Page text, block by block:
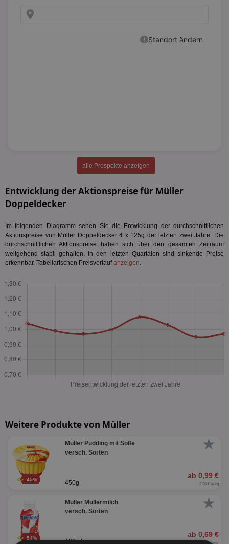
alle Prospekte anzeigen
Entwicklung der Aktionspreise für Müller
Doppeldecker
Im folgenden Diagramm sehen Sie die Entwicklung der durchschnittlichen
Aktionspreise von Müller Doppeldecker 4 x 125g der letzten zwei Jahre. Die
durchschnittlichen Aktionspreise haben sich über den gesamten Zeitraum
weitgehend stabil gehalten. In den letzten Quartalen sind sinkende Preise
erkennbar. Tabellarischen Preisverlaufanzeigen.
Weitere Produkte von Müller
★
45%
Müller Pudding mit Soße
versch. Sorten
ab 0,99 €
450g 2,20 € je kg
★
54%
Müller Müllermilch
versch. Sorten
ab 0,69 €
400ml 1,73 € je Liter